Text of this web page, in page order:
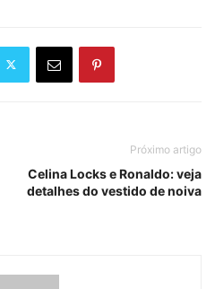
Próximo artigo
Celina Locks e Ronaldo: veja
detalhes do vestido de noiva